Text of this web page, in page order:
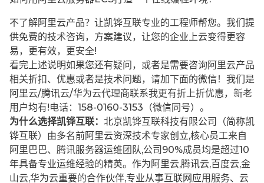
不了解阿里云产品？让凯铧互联专业的工程师帮您。我们提
供免费的技术咨询，方案建议，让您的企业上云变得更容
易，更有效，更安全!
看完上述说明如果您还有疑问，或者是需要咨询阿里云产品
相关折扣、优惠或者是技术问题，请加下面的微信！我们是
阿里云/腾讯云/华为云代理商联系我更有折上折优惠，新老
用户均有!电话：158-0160-3153（微信同号）。
为什么选择凯铧互联： 北京凯铧互联科技有限公司（简称凯
铧互联）由多名前阿里云资深技术专家创立,核心员工来自
阿里巴巴、腾讯服务器运维团队,公司90%成员均是超过10
年具备专业运维经验的精英。作为阿里云,腾讯云,百度云,金
山云,华为云重要的合作伙伴,专业从事互联网应用服务、云